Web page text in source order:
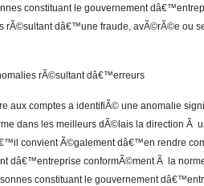
constituant le gouvernement
rÃ©sultant dâ€™une fraude, avÃ©rÃ©e ou
rÃ©sultant dâ€™erreurs
aux comptes a identifiÃ© une anomalie
dans les meilleurs dÃ©lais la direction Ã
convient Ã©galement dâ€™en rendre
dâ€™entreprise conformÃ©ment Ã la
constituant le gouvernement